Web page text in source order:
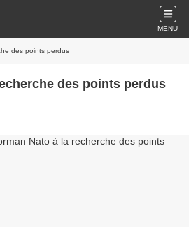
MENU
des points perdus
des points perdus